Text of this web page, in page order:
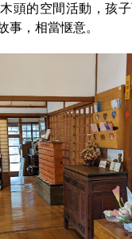
頭的空間活動，孩
事，相當惬意。